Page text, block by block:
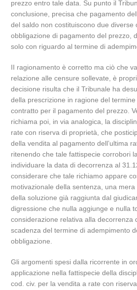
prezzo entro tale data. Su punto il
conclusione, precisa che pagamento
del saldo non costituiscono due diverse
obbligazione di pagamento del prezzo,
solo con riguardo al termine di
II ragionamento è corretto ma ciò che
relazione alle censure sollevate, è
decisione risulta che il Tribunale ha
della prescrizione in ragione del
contratto per il pagamento del prezzo.
richiama poi, in via analogica, la
rate con riserva di proprietà, che
della vendita al pagamento dell’ultima
ritenendo che tale fattispecie corrobori
individuare la data di decorrenza al
considerare che tale richiamo appare
motivazionale della sentenza, una
della soluzione già raggiunta dal
digressione che nulla aggiunge e nulla
considerazione relativa alla decorrenza
scadenza del termine di adempimento
obbligazione.
Gli argomenti spesi dalla ricorrente in
applicazione nella fattispecie della
cod. civ. per la vendita a rate con